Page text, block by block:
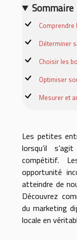
Sommaire
Comprendre
Déterminer
Choisir les
Optimiser
Mesurer et
Les petites
lorsqu’il
compétitif.
opportunité
atteindre de
Découvrez
du marketing
locale en